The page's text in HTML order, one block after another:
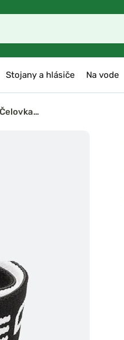
Stojany a hlásiče Na vode